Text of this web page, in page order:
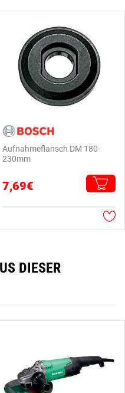
Aufnahmeflansch DM 180-
230mm
7,69€
DIESER